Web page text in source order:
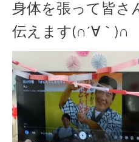
身体を張って皆さ
伝えます(∩´∀｀)∩